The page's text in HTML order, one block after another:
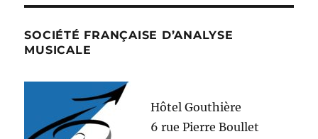
SOCIÉTÉ FRANÇAISE D’ANALYSE
MUSICALE
Hôtel Gouthière
6 rue Pierre Boullet